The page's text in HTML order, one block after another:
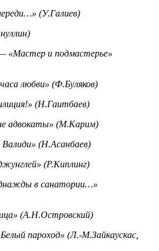
(У.Галиев)
«Мастер и подмастерье»
любви» (Ф.Буляков)
(Н.Гаитбаев)
адвокаты» (М.Карим)
(Н.Асанбаев)
(Р.Киплинг)
в санатории…»
(А.Н.Островский)
пароход» (Л.-М.Зайкаускас,